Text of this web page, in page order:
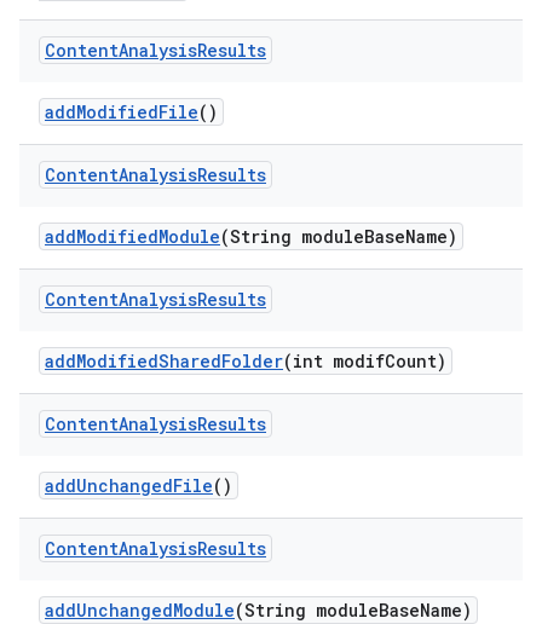
ContentAnalysisResults
addModifiedFile()
ContentAnalysisResults
addModifiedModule(String moduleBaseName)
ContentAnalysisResults
addModifiedSharedFolder(int modifCount)
ContentAnalysisResults
addUnchangedFile()
ContentAnalysisResults
addUnchangedModule(String moduleBaseName)